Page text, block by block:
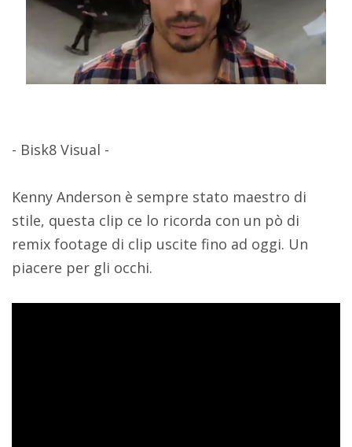
- Bisk8 Visual -
Kenny Anderson è sempre stato maestro di
stile, questa clip ce lo ricorda con un pò di
remix footage di clip uscite fino ad oggi. Un
piacere per gli occhi.